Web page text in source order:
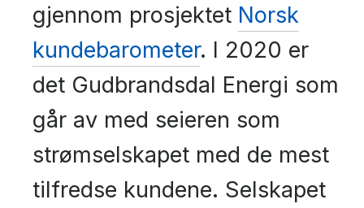
gjennom prosjektet Norsk
kundebarometer. I 2020 er
det Gudbrandsdal Energi som
går av med seieren som
strømselskapet med de mest
tilfredse kundene. Selskapet